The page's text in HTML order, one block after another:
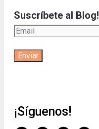
Suscríbete al Blog!
¡Síguenos!